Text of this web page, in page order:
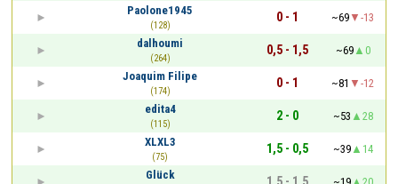
Paolone1945
(128)
0 - 1 ~69
-13
dalhoumi
(264)
0,5 - 1,5 ~69
0
Joaquim Filipe
(174)
0 - 1 ~81
-12
edita4
(115)
2 - 0 ~53
28
XLXL3
(75)
1,5 - 0,5 ~39
14
Glück
~19 20